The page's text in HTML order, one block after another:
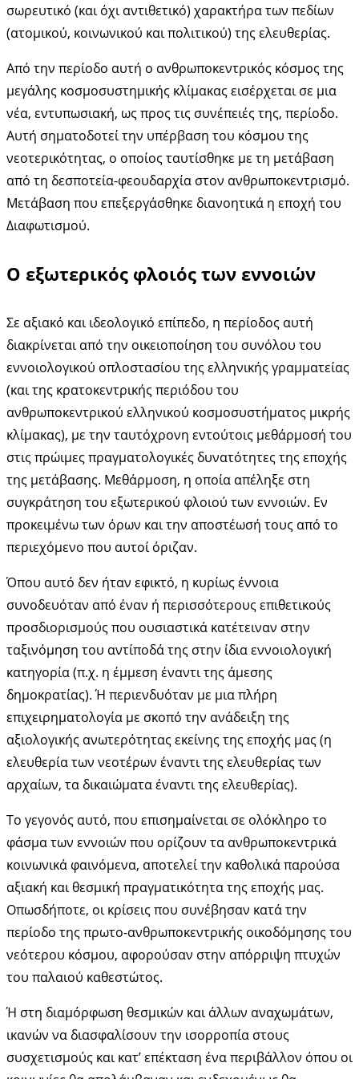
σωρευτικό (και όχι αντιθετικό) χαρακτήρα των πεδίων
(ατομικού, κοινωνικού και πολιτικού) της ελευθερίας.
Από την περίοδο αυτή ο ανθρωποκεντρικός κόσμος της
μεγάλης κοσμοσυστημικής κλίμακας εισέρχεται σε μια
νέα, εντυπωσιακή, ως προς τις συνέπειές της, περίοδο.
Αυτή σηματοδοτεί την υπέρβαση του κόσμου της
νεοτερικότητας, ο οποίος ταυτίσθηκε με τη μετάβαση
από τη δεσποτεία-φεουδαρχία στον ανθρωποκεντρισμό.
Μετάβαση που επεξεργάσθηκε διανοητικά η εποχή του
Διαφωτισμού.
Ο εξωτερικός φλοιός των εννοιών
Σε αξιακό και ιδεολογικό επίπεδο, η περίοδος αυτή
διακρίνεται από την οικειοποίηση του συνόλου του
εννοιολογικού οπλοστασίου της ελληνικής γραμματείας
(και της κρατοκεντρικής περιόδου του
ανθρωποκεντρικού ελληνικού κοσμοσυστήματος μικρής
κλίμακας), με την ταυτόχρονη εντούτοις μεθάρμοσή του
στις πρώιμες πραγματολογικές δυνατότητες της εποχής
της μετάβασης. Μεθάρμοση, η οποία απέληξε στη
συγκράτηση του εξωτερικού φλοιού των εννοιών. Εν
προκειμένω των όρων και την αποστέωσή τους από το
περιεχόμενο που αυτοί όριζαν.
Όπου αυτό δεν ήταν εφικτό, η κυρίως έννοια
συνοδευόταν από έναν ή περισσότερους επιθετικούς
προσδιορισμούς που ουσιαστικά κατέτειναν στην
ταξινόμηση του αντίποδά της στην ίδια εννοιολογική
κατηγορία (π.χ. η έμμεση έναντι της άμεσης
δημοκρατίας). Ή περιενδυόταν με μια πλήρη
επιχειρηματολογία με σκοπό την ανάδειξη της
αξιολογικής ανωτερότητας εκείνης της εποχής μας (η
ελευθερία των νεοτέρων έναντι της ελευθερίας των
αρχαίων, τα δικαιώματα έναντι της ελευθερίας).
Το γεγονός αυτό, που επισημαίνεται σε ολόκληρο το
φάσμα των εννοιών που ορίζουν τα ανθρωποκεντρικά
κοινωνικά φαινόμενα, αποτελεί την καθολικά παρούσα
αξιακή και θεσμική πραγματικότητα της εποχής μας.
Οπωσδήποτε, οι κρίσεις που συνέβησαν κατά την
περίοδο της πρωτο-ανθρωποκεντρικής οικοδόμησης του
νεότερου κόσμου, αφορούσαν στην απόρριψη πτυχών
του παλαιού καθεστώτος.
Ή στη διαμόρφωση θεσμικών και άλλων αναχωμάτων,
ικανών να διασφαλίσουν την ισορροπία στους
συσχετισμούς και κατ’ επέκταση ένα περιβάλλον όπου οι